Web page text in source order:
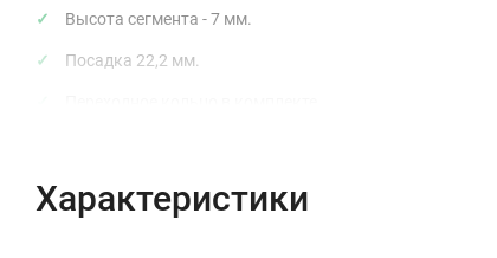
Высота сегмента - 7 мм.
Посадка 22,2 мм.
Характеристики